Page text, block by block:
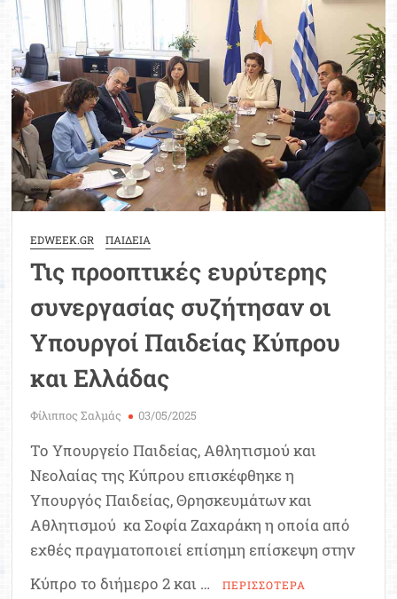
Μικρού
Μήκους
EDWEEK.GR ΠΑΙΔΕΙΑ
Τις προοπτικές ευρύτερης
συνεργασίας συζήτησαν οι
Υπουργοί Παιδείας Κύπρου
και Ελλάδας
Φίλιππος Σαλμάς 03/05/2025
Το Υπουργείο Παιδείας, Αθλητισμού και
Νεολαίας της Κύπρου επισκέφθηκε η
Υπουργός Παιδείας, Θρησκευμάτων και
Αθλητισμού κα Σοφία Ζαχαράκη η οποία από
εχθές πραγματοποιεί επίσημη επίσκεψη στην
Κύπρο το διήμερο 2 και …
ΠΕΡΙΣΣΟΤΕΡΑ